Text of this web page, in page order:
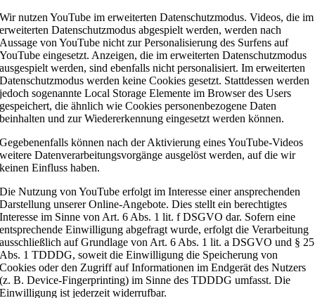
Wir nutzen YouTube im erweiterten Datenschutzmodus. Videos, die im
erweiterten Datenschutzmodus abgespielt werden, werden nach
Aussage von YouTube nicht zur Personalisierung des Surfens auf
YouTube eingesetzt. Anzeigen, die im erweiterten Datenschutzmodus
ausgespielt werden, sind ebenfalls nicht personalisiert. Im erweiterten
Datenschutzmodus werden keine Cookies gesetzt. Stattdessen werden
jedoch sogenannte Local Storage Elemente im Browser des Users
gespeichert, die ähnlich wie Cookies personenbezogene Daten
beinhalten und zur Wiedererkennung eingesetzt werden können.
Gegebenenfalls können nach der Aktivierung eines YouTube-Videos
weitere Datenverarbeitungsvorgänge ausgelöst werden, auf die wir
keinen Einfluss haben.
Die Nutzung von YouTube erfolgt im Interesse einer ansprechenden
Darstellung unserer Online-Angebote. Dies stellt ein berechtigtes
Interesse im Sinne von Art. 6 Abs. 1 lit. f DSGVO dar. Sofern eine
entsprechende Einwilligung abgefragt wurde, erfolgt die Verarbeitung
ausschließlich auf Grundlage von Art. 6 Abs. 1 lit. a DSGVO und § 25
Abs. 1 TDDDG, soweit die Einwilligung die Speicherung von
Cookies oder den Zugriff auf Informationen im Endgerät des Nutzers
(z. B. Device-Fingerprinting) im Sinne des TDDDG umfasst. Die
Einwilligung ist jederzeit widerrufbar.